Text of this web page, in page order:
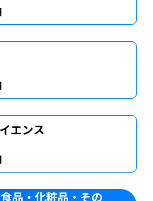
エンス
品・化粧品・その